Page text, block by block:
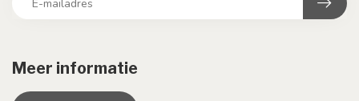
Meer informatie